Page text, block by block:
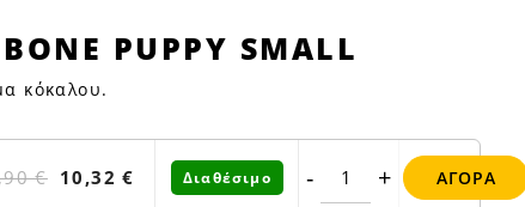
PUPPY SMALL
κόκαλου.
€ 10,32 € Διαθέσιμο - + ΑΓΟΡΆ